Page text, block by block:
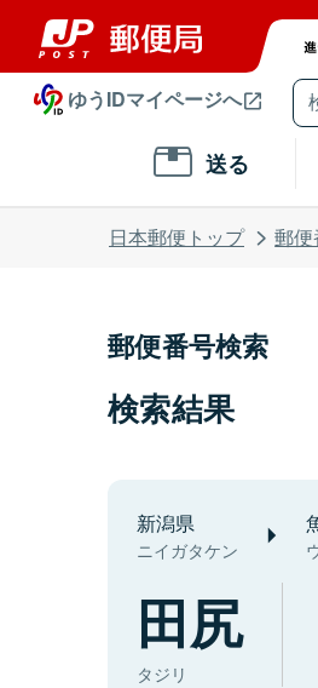
ゆうIDマイページへ
送る
日本郵便トップ 郵
郵便番号検索
検索結果
新潟県
ニイガタケン
田尻
タジリ